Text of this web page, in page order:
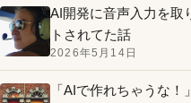
AI開発に音声入力を取
トされてた話
2026年5月14日
「AIで作れちゃうな